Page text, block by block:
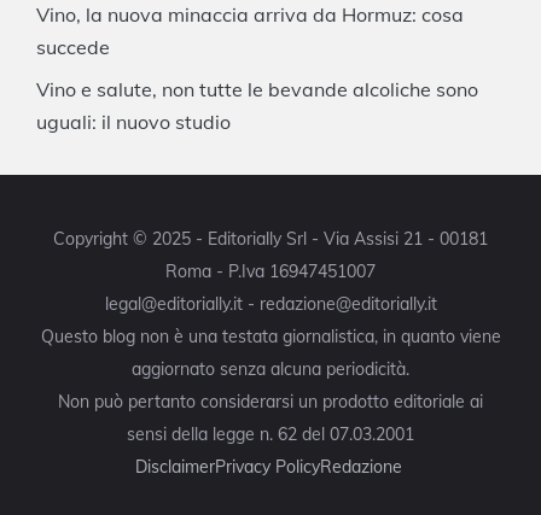
Vino, la nuova minaccia arriva da Hormuz: cosa
succede
Vino e salute, non tutte le bevande alcoliche sono
uguali: il nuovo studio
Copyright © 2025 - Editorially Srl - Via Assisi 21 - 00181
Roma - P.Iva 16947451007
legal@editorially.it - redazione@editorially.it
Questo blog non è una testata giornalistica, in quanto viene
aggiornato senza alcuna periodicità.
Non può pertanto considerarsi un prodotto editoriale ai
sensi della legge n. 62 del 07.03.2001
DisclaimerPrivacy PolicyRedazione